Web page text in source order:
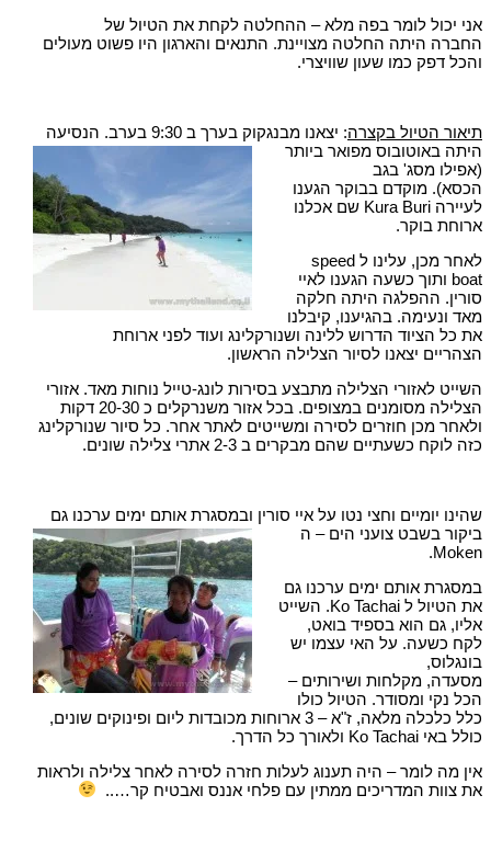
אני יכול לומר בפה מלא – ההחלטה לקחת את הטיול של
החברה היתה החלטה מצויינת. התנאים והארגון היו פשוט מעולים
והכל דפק כמו שעון שוויצרי.
תיאור הטיול בקצרה: יצאנו מבנגקוק בערך ב 9:30 בערב.
הנסיעה
היתה באוטובוס מפואר ביותר
(אפילו מסג' בגב
הכסא). מוקדם בבוקר הגענו
לעיירה Kura Buri שם אכלנו
ארוחת בוקר.
לאחר מכן, עלינו ל speed
boat ותוך כשעה הגענו לאיי
סורין. ההפלגה היתה חלקה
מאד ונעימה. בהגיענו, קיבלנו
את כל הציוד הדרוש ללינה ושנורקלינג ועוד לפני ארוחת
הצהריים יצאנו לסיור הצלילה הראשון.
השייט לאזורי הצלילה מתבצע בסירות לונג-טייל נוחות מאד. אזורי
הצלילה מסומנים במצופים. בכל אזור משנרקלים כ 20-30 דקות
ולאחר מכן חוזרים לסירה ומשייטים לאתר אחר. כל סיור שנורקלינג
כזה לוקח כשעתיים שהם מבקרים ב 2-3 אתרי צלילה שונים.
שהינו יומיים וחצי נטו על איי סורין ובמסגרת אותם ימים ערכנו גם
ביקור בשבט צועני הים – ה
Moken.
במסגרת אותם ימים ערכנו גם
את הטיול ל Ko Tachai. השייט
אליו, גם הוא בספיד בואט,
לקח כשעה. על האי עצמו יש
בונגלוס,
מסעדה, מקלחות ושירותים –
הכל נקי ומסודר. הטיול כולו
כלל כלכלה מלאה, ז"א – 3 ארוחות מכובדות ליום ופינוקים שונים,
כולל באי Ko Tachai ולאורך כל הדרך.
אין מה לומר – היה תענוג לעלות חזרה לסירה לאחר צלילה ולראות
את צוות המדריכים ממתין עם פלחי אננס ואבטיח קר…..